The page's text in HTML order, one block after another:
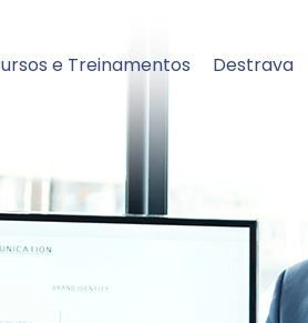
e Treinamentos Destrava